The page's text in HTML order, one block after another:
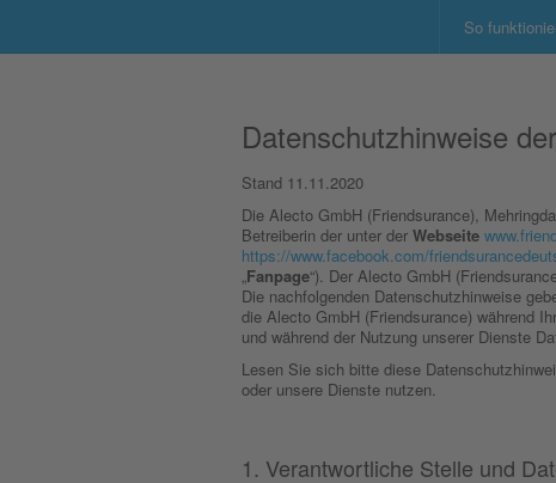
So
Datenschutzhinweise
Stand 11.11.2020
Die Alecto GmbH (Friendsurance),
Betreiberin der unter der Webseite
https://www.facebook.com/
„Fanpage“). Der Alecto GmbH
Die nachfolgenden Datenschutzhinweise
die Alecto GmbH (Friendsurance) während
und während der Nutzung unserer Dienste
Lesen Sie sich bitte diese
oder unsere Dienste nutzen.
Verantwortliche Stelle und